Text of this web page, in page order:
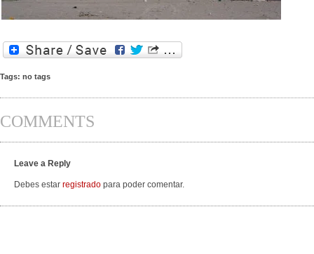
Tags: no tags
COMMENTS
Leave a Reply
Debes estar registrado para poder comentar.